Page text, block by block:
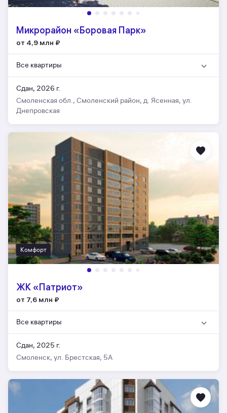
Микрорайон «Боровая Парк»
от 4,9 млн ₽
Все квартиры
Сдан, 2026 г.
Смоленская обл., Смоленский район, д. Ясенная, ул.
Днепровская
Комфорт
ЖК «Патриот»
от 7,6 млн ₽
Все квартиры
Сдан, 2025 г.
Смоленск, ул. Брестская, 5А